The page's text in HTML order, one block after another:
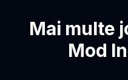
Mai multe
Mod